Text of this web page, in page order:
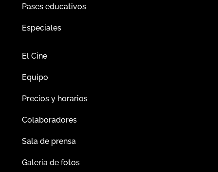
Pases educativos
Especiales
El Cine
Equipo
Precios y horarios
Colaboradores
Sala de prensa
Galería de fotos